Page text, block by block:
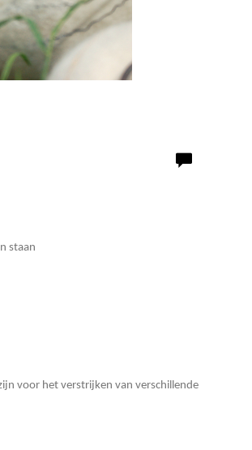
staan
voor het verstrijken van verschillende